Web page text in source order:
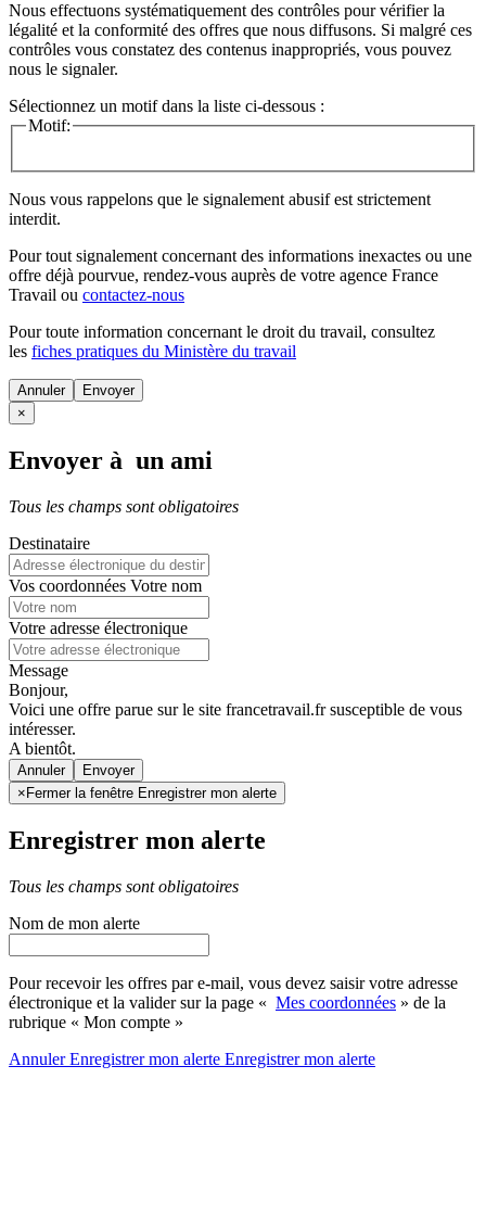
Nous effectuons systématiquement des contrôles pour vérifier la
légalité et la conformité des offres que nous diffusons. Si malgré ces
contrôles vous constatez des contenus inappropriés, vous pouvez
nous le signaler.
Sélectionnez un motif dans la liste ci-dessous :
Motif:
Nous vous rappelons que le signalement abusif est strictement
interdit.
Pour tout signalement concernant des informations inexactes ou une
offre déjà pourvue, rendez-vous auprès de votre agence France
Travail ou contactez-nous
Pour toute information concernant le droit du travail, consultez
les fiches pratiques du Ministère du travail
Annuler
×
Envoyer à un ami
Tous les champs sont obligatoires
Destinataire
Vos coordonnées Votre nom
Votre adresse électronique
Message
Bonjour,
Voici une offre parue sur le site francetravail.fr susceptible de vous
intéresser.
A bientôt.
Annuler
× Fermer la fenêtre Enregistrer mon alerte
Enregistrer mon alerte
Tous les champs sont obligatoires
Nom de mon alerte
Pour recevoir les offres par e-mail, vous devez saisir votre adresse
électronique et la valider sur la page « Mes coordonnées » de la
rubrique « Mon compte »
AnnulerEnregistrer mon alerte Enregistrermon alerte